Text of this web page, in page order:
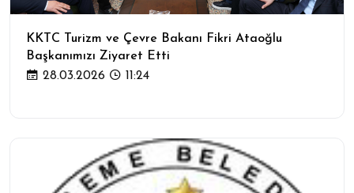
KKTC Turizm ve Çevre Bakanı Fikri Ataoğlu
Başkanımızı Ziyaret Etti
28.03.2026
11:24